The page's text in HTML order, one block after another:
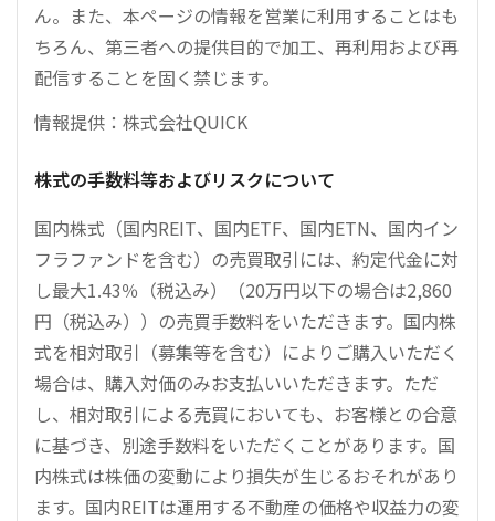
ん。また、本ページの情報を営業に利用することはも
ちろん、第三者への提供目的で加工、再利用および再
配信することを固く禁じます。
情報提供：株式会社QUICK
株式の手数料等およびリスクについて
国内株式（国内REIT、国内ETF、国内ETN、国内イン
フラファンドを含む）の売買取引には、約定代金に対
し最大1.43％（税込み）（20万円以下の場合は2,860
円（税込み））の売買手数料をいただきます。国内株
式を相対取引（募集等を含む）によりご購入いただく
場合は、購入対価のみお支払いいただきます。ただ
し、相対取引による売買においても、お客様との合意
に基づき、別途手数料をいただくことがあります。国
内株式は株価の変動により損失が生じるおそれがあり
ます。国内REITは運用する不動産の価格や収益力の変